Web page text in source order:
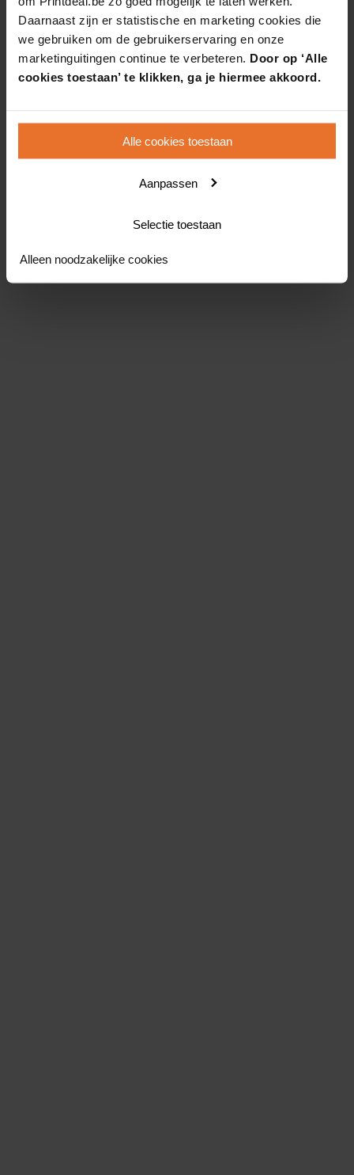
Daarnaast zijn er statistische en marketing cookies die
we gebruiken om de gebruikerservaring en onze
marketinguitingen continue te verbeteren. Door op ‘Alle
cookies toestaan’ te klikken, ga je hiermee akkoord.
Alle cookies toestaan
Aanpassen
Selectie toestaan
Alleen noodzakelijke cookies